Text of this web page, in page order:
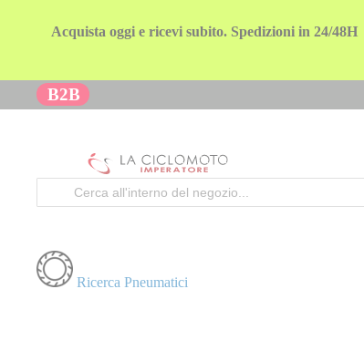
Acquista oggi e ricevi subito. Spedizioni in 24/48H
B2B
Ricerca Pneumatici